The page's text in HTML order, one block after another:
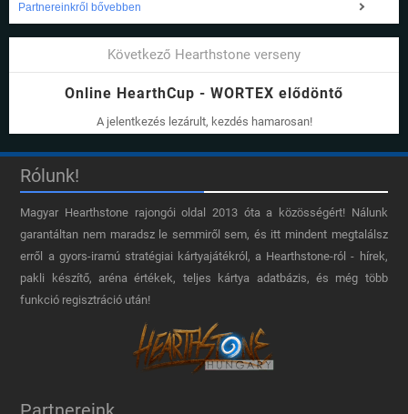
Partnereinkről bővebben
Következő Hearthstone verseny
Online HearthCup - WORTEX elődöntő
A jelentkezés lezárult, kezdés hamarosan!
Rólunk!
Magyar Hearthstone​ rajongói oldal 2013 óta a közösségért! Nálunk
garantáltan nem maradsz le semmiről sem, és itt mindent megtalálsz
erről a gyors-iramú stratégiai kártyajátékról, a Hearthstone-ról - hírek,
pakli készítő, aréna értékek, teljes kártya adatbázis, és még több
funkció regisztráció után!